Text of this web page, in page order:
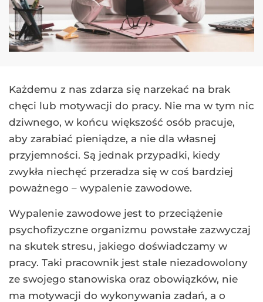
Każdemu z nas zdarza się narzekać na brak
chęci lub motywacji do pracy. Nie ma w tym nic
dziwnego, w końcu większość osób pracuje,
aby zarabiać pieniądze, a nie dla własnej
przyjemności. Są jednak przypadki, kiedy
zwykła niechęć przeradza się w coś bardziej
poważnego – wypalenie zawodowe.
Wypalenie zawodowe jest to przeciążenie
psychofizyczne organizmu powstałe zazwyczaj
na skutek stresu, jakiego doświadczamy w
pracy. Taki pracownik jest stale niezadowolony
ze swojego stanowiska oraz obowiązków, nie
ma motywacji do wykonywania zadań, a o